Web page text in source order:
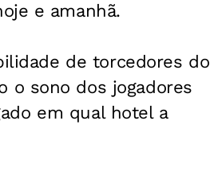
e amanhã.
de torcedores do
o sono dos jogadores
em qual hotel a